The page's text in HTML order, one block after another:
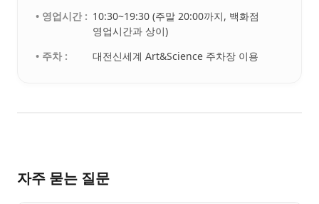
• 영업시간 : 10:30~19:30 (주말 20:00까지, 백화점
영업시간과 상이)
• 주차 :
대전신세계 Art&Science 주차장 이용
자주 묻는 질문